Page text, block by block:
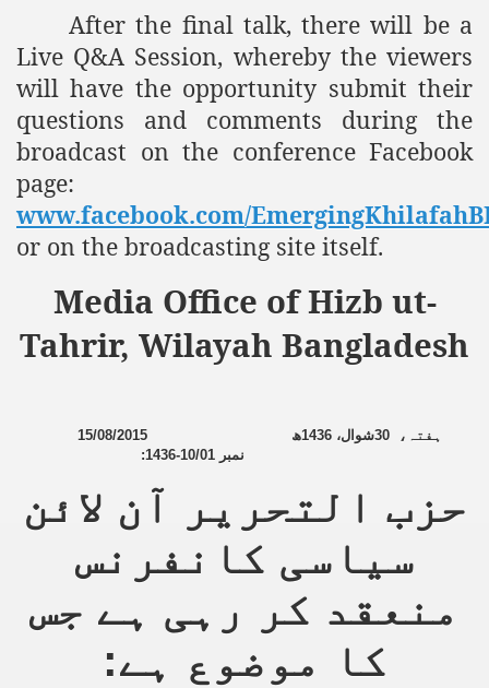
After the final talk, there will be a
Live Q&A Session, whereby the viewers
will have the opportunity submit their
questions and comments during the
broadcast on the conference Facebook
page:
www.facebook.com/
or on the broadcasting site itself.
Media Office of Hizb ut-
Tahrir, Wilayah Bangladesh
ہفتہ ، 30شوال، 1436ھ
15/08/2015
نمبر 1436-10/01
:
حزب التحریر آن لائن
سیاسی کانفرنس
منعقد کر رہی ہے جس
کا موضوع ہے: